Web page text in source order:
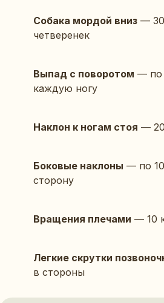
Собака мордой вниз — 30
четверенек
Выпад с поворотом — по
каждую ногу
Наклон к ногам стоя —
Боковые наклоны — по
сторону
Вращения плечами — 10
Легкие скрутки
в стороны